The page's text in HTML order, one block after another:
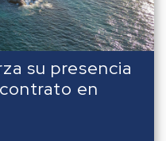
su presencia
en